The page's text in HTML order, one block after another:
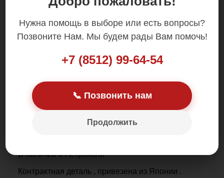
Нужна помощь в выборе или есть вопросы?
Позвоните Нам. Мы будем рады Вам помочь!
+7 (8512) 99-64-54
📞 Позвонить нам
Продолжить
Цена: 1 000.00 р.
Номера в каталоге производителя 0602104930
8260A046
Мотор бачка омывателя Mitsubishi Colt, Z27A,
В наличии в Астрахани
Контрактная деталь , привезена из Японии .